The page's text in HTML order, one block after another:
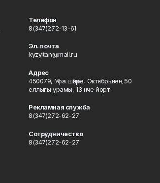
Телефон
8(347)272-13-61
Эл. почта
kyzyltan@mail.ru
Адрес
450079, Уфа шәһәре, Октябрьнең 50
еллыгы урамы, 13 нче йорт
Рекламная служба
8(347)272-62-27
Сотрудничество
8(347)272-62-27